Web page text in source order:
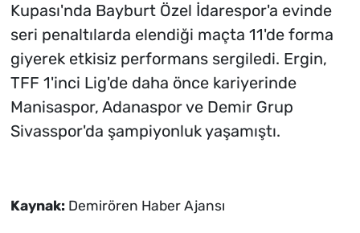
Kupası'nda Bayburt Özel İdarespor'a evinde
seri penaltılarda elendiği maçta 11'de forma
giyerek etkisiz performans sergiledi. Ergin,
TFF 1'inci Lig'de daha önce kariyerinde
Manisaspor, Adanaspor ve Demir Grup
Sivasspor'da şampiyonluk yaşamıştı.
Kaynak: Demirören Haber Ajansı